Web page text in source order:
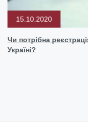
15.10.2020
Чи потрібна
Україні?